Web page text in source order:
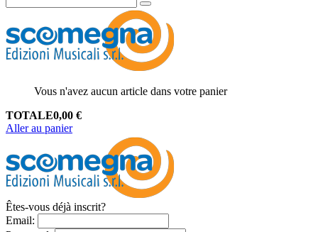
Vous n'avez aucun article dans votre panier
TOTALE0,00 €
Aller au panier
Êtes-vous déjà inscrit?
Email: